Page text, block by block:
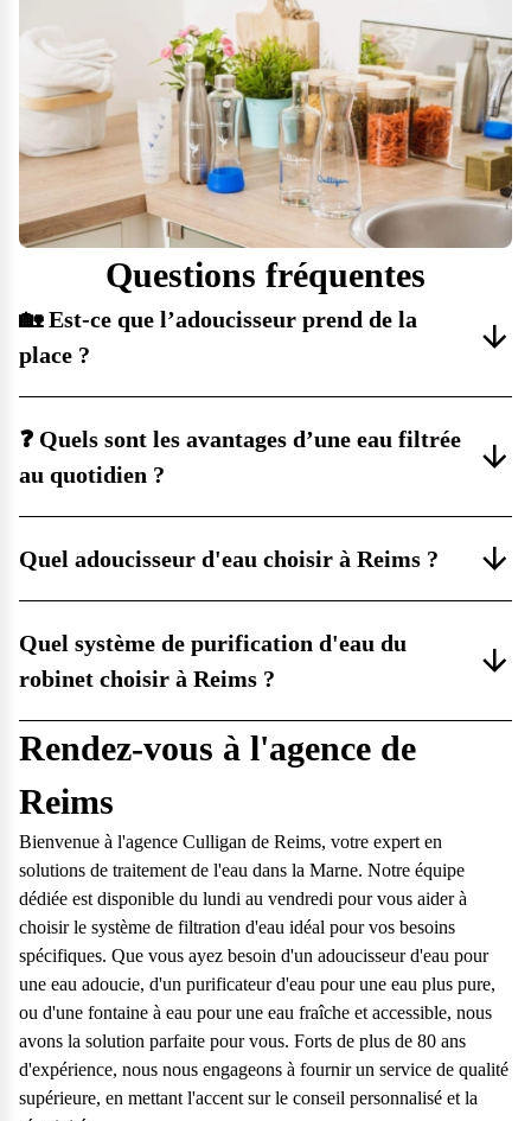
Questions fréquentes
🏡 Est-ce que l’adoucisseur prend de la
place ?
❓ Quels sont les avantages d’une eau filtrée
au quotidien ?
Quel adoucisseur d'eau choisir à Reims ?
Quel système de purification d'eau du
robinet choisir à Reims ?
Rendez-vous à l'agence de
Reims
Bienvenue à l'agence Culligan de Reims, votre expert en
solutions de traitement de l'eau dans la Marne. Notre équipe
dédiée est disponible du lundi au vendredi pour vous aider à
choisir le système de filtration d'eau idéal pour vos besoins
spécifiques. Que vous ayez besoin d'un adoucisseur d'eau pour
une eau adoucie, d'un purificateur d'eau pour une eau plus pure,
ou d'une fontaine à eau pour une eau fraîche et accessible, nous
avons la solution parfaite pour vous. Forts de plus de 80 ans
d'expérience, nous nous engageons à fournir un service de qualité
supérieure, en mettant l'accent sur le conseil personnalisé et la